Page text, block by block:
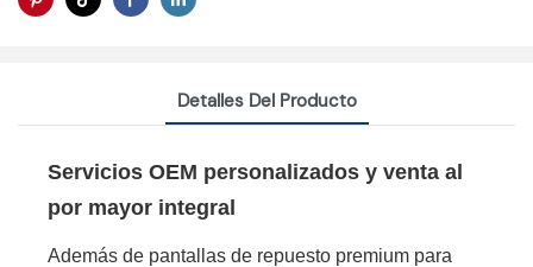
Detalles Del Producto
Servicios OEM personalizados y venta al
por mayor integral
Además de pantallas de repuesto premium para